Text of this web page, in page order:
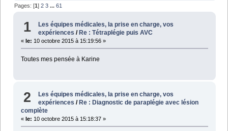
Pages: [1]2 3 ...61
1
Les équipes médicales, la prise en charge, vos
expériences /Re : Tétraplégie puis AVC
« le: 10 octobre 2015 à 15:19:56 »
Toutes mes pensée à Karine
2
Les équipes médicales, la prise en charge, vos
expériences / Re : Diagnostic de paraplégie avec lésion
complète
« le: 10 octobre 2015 à 15:18:37 »